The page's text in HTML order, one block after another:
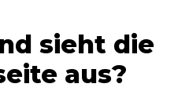
sieht die
aus?